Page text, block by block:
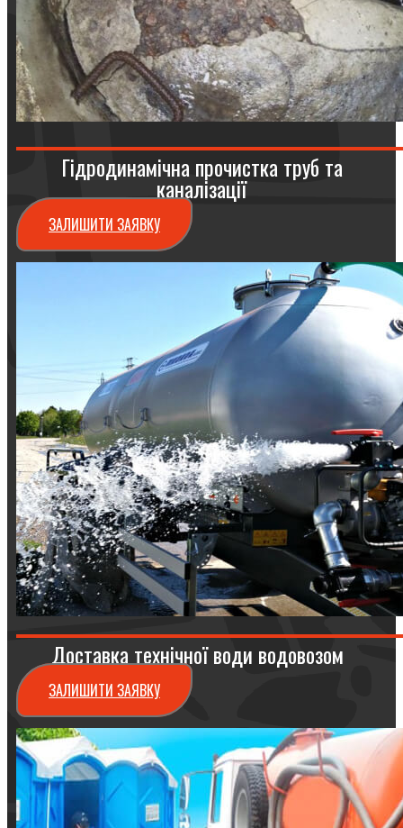
Гідродинамічна прочистка труб та
каналізації
ЗАЛИШИТИ ЗАЯВКУ
Доставка технічної води водовозом
ЗАЛИШИТИ ЗАЯВКУ